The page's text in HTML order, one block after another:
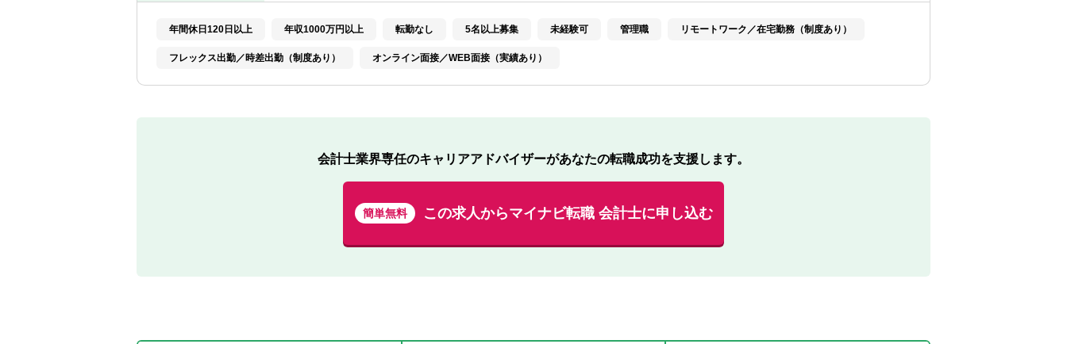
年間休日120日以上 年収1000万円以上 転勤なし 5名以上募集 未経験可 管理職 リモートワーク／在宅勤務（制度あり）
フレックス出勤／時差出勤（制度あり） オンライン面接／WEB面接（実績あり）
会計士業界専任のキャリアアドバイザーがあなたの転職成功を支援します。
簡単無料 この求人からマイナビ転職 会計士に申し込む